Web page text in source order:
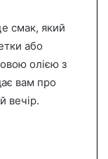
смак, який
або
олією з
вам про
вечір.